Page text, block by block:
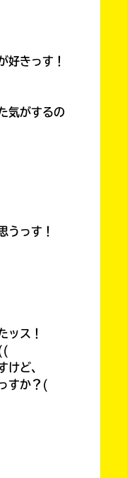
好きっす！
気がするの
うっす！
ッス！
けど、
？(